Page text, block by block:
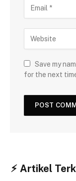
Save my
for the next
⚡︎ Artikel